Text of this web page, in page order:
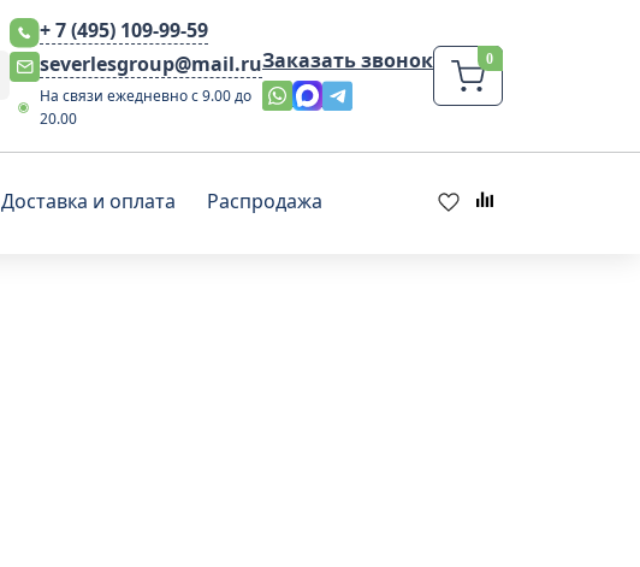
+ 7 (495) 109-99-59
severlesgroup@mail.ru
На связи ежедневно с 9.00 до
20.00
Заказать звонок
Доставка и оплата Распродажа